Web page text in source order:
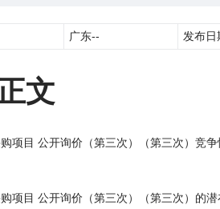
广东-- 发布日
文
项目 公开询价（第三次）（第三次）竞
项目 公开询价（第三次）（第三次）的